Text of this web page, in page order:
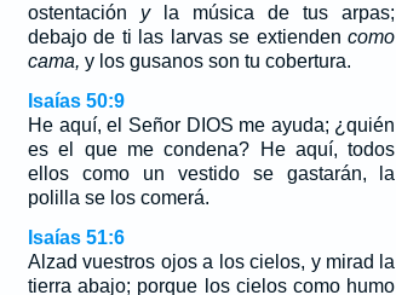
ostentación yla música de tus arpas;
debajo de ti las larvas se extiendencomo
cama, y los gusanos son tu cobertura.
Isaías 50:9
He aquí, el Señor DIOS me ayuda; ¿quién
es el que me condena? He aquí, todos
ellos como un vestido se gastarán, la
polilla se los comerá.
Isaías 51:6
Alzad vuestros ojos a los cielos, y mirad la
tierra abajo; porque los cielos como humo